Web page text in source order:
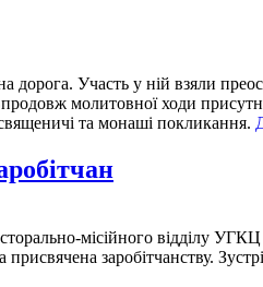
Участь у ній взяли
молитовної ходи
та монаші покликання.
місійного відділу УГКЦ
заробітчанству.